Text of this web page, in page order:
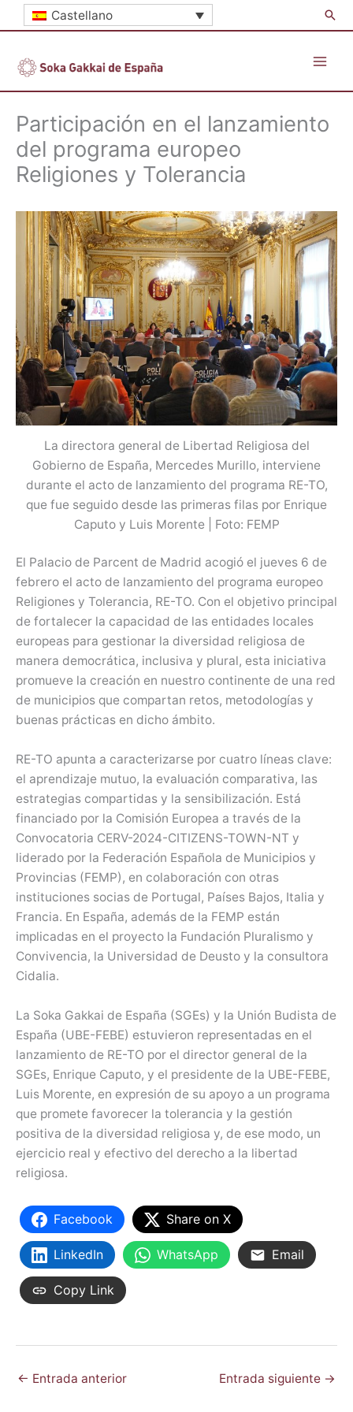
al
Castellano
Participación en el lanzamiento
del programa europeo
Religiones y Tolerancia
La directora general de Libertad Religiosa del
Gobierno de España, Mercedes Murillo, interviene
durante el acto de lanzamiento del programa RE-TO,
que fue seguido desde las primeras filas por Enrique
Caputo y Luis Morente | Foto: FEMP
El Palacio de Parcent de Madrid acogió el jueves 6 de
febrero el acto de lanzamiento del programa europeo
Religiones y Tolerancia, RE-TO. Con el objetivo principal
de fortalecer la capacidad de las entidades locales
europeas para gestionar la diversidad religiosa de
manera democrática, inclusiva y plural, esta iniciativa
promueve la creación en nuestro continente de una red
de municipios que compartan retos, metodologías y
buenas prácticas en dicho ámbito.
RE-TO apunta a caracterizarse por cuatro líneas clave:
el aprendizaje mutuo, la evaluación comparativa, las
estrategias compartidas y la sensibilización. Está
financiado por la Comisión Europea a través de la
Convocatoria CERV-2024-CITIZENS-TOWN-NT y
liderado por la Federación Española de Municipios y
Provincias (FEMP), en colaboración con otras
instituciones socias de Portugal, Países Bajos, Italia y
Francia. En España, además de la FEMP están
implicadas en el proyecto la Fundación Pluralismo y
Convivencia, la Universidad de Deusto y la consultora
Cidalia.
La Soka Gakkai de España (SGEs) y la Unión Budista de
España (UBE-FEBE) estuvieron representadas en el
lanzamiento de RE-TO por el director general de la
SGEs, Enrique Caputo, y el presidente de la UBE-FEBE,
Luis Morente, en expresión de su apoyo a un programa
que promete favorecer la tolerancia y la gestión
positiva de la diversidad religiosa y, de ese modo, un
ejercicio real y efectivo del derecho a la libertad
religiosa.
Facebook Share on X
LinkedIn WhatsApp Email
Copy Link
← Entrada anterior Entrada siguiente →